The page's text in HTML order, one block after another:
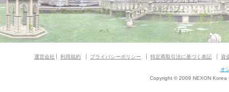
マギグラフィ
運営会社 利用規約 プライバシーポリシー 特定商取引法に基づく表記 資
オ
Copyright © 2009 NEXON Korea